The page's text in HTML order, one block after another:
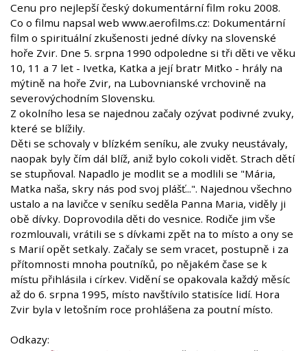
Cenu pro nejlepší český dokumentární film roku 2008.
Co o filmu napsal web www.aerofilms.cz: Dokumentární
film o spirituální zkušenosti jedné dívky na slovenské
hoře Zvir. Dne 5. srpna 1990 odpoledne si tři děti ve věku
10, 11 a 7 let - Ivetka, Katka a její bratr Miťko - hrály na
mýtině na hoře Zvir, na Lubovnianské vrchovině na
severovýchodním Slovensku.
Z okolního lesa se najednou začaly ozývat podivné zvuky,
které se blížily.
Děti se schovaly v blízkém seníku, ale zvuky neustávaly,
naopak byly čím dál blíž, aniž bylo cokoli vidět. Strach dětí
se stupňoval. Napadlo je modlit se a modlili se "Mária,
Matka naša, skry nás pod svoj plášť...". Najednou všechno
ustalo a na lavičce v seníku seděla Panna Maria, viděly ji
obě dívky. Doprovodila děti do vesnice. Rodiče jim vše
rozmlouvali, vrátili se s dívkami zpět na to místo a ony se
s Marií opět setkaly. Začaly se sem vracet, postupně i za
přítomnosti mnoha poutníků, po nějakém čase se k
místu přihlásila i církev. Vidění se opakovala každý měsíc
až do 6. srpna 1995, místo navštívilo statisíce lidí. Hora
Zvir byla v letošním roce prohlášena za poutní místo.
Odkazy: